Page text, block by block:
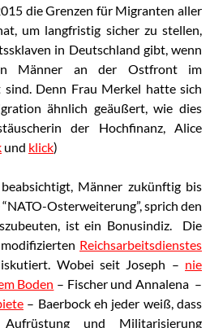
die Grenzen für Migranten aller
um langfristig sicher zu stellen,
in Deutschland gibt, wenn
Männer an der Ostfront im
sind. Denn Frau Merkel hatte sich
ähnlich geäußert, wie dies
der Hochfinanz, Alice
und klick)
Männer zukünftig bis
Osterweiterung”, sprich den
ist ein Bonusindiz. Die
Reichsarbeitsdienstes
Wobei seit Joseph – nie
Boden – Fischer und Annalena –
– Baerbockeh jeder weiß, dass
und Militarisierung